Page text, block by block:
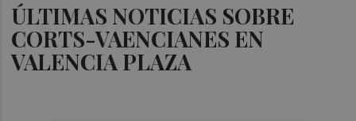
ÚLTIMAS NOTICIAS SOBRE
CORTS-VAENCIANES EN
VALENCIA PLAZA